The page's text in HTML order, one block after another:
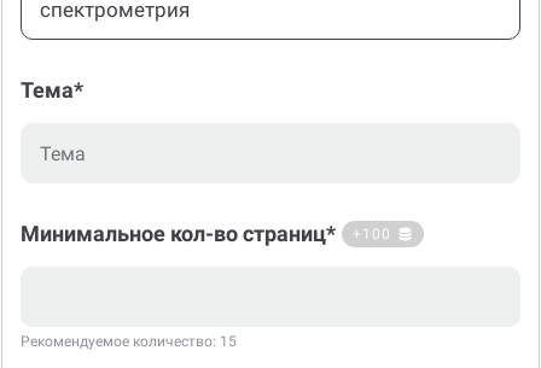
Тема*
Минимальное кол-во страниц* +100
Рекомендуемое количество: 15